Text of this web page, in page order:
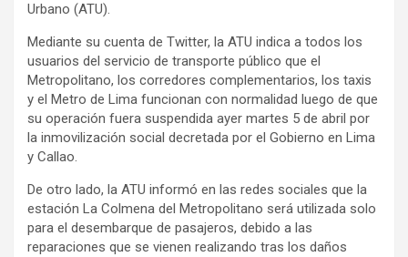
Urbano (ATU).
Mediante su cuenta de Twitter, la ATU indica a todos los
usuarios del servicio de transporte público que el
Metropolitano, los corredores complementarios, los taxis
y el Metro de Lima funcionan con normalidad luego de que
su operación fuera suspendida ayer martes 5 de abril por
la inmovilización social decretada por el Gobierno en Lima
y Callao.
De otro lado, la ATU informó en las redes sociales que la
estación La Colmena del Metropolitano será utilizada solo
para el desembarque de pasajeros, debido a las
reparaciones que se vienen realizando tras los daños